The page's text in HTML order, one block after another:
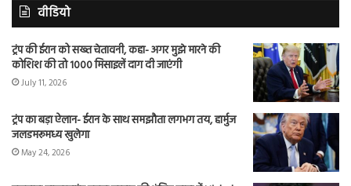
वीडियो
ट्रंप की ईरान को सख्त चेतावनी, कहा- अगर मुझे मारने की
कोशिश की तो 1000 मिसाइलें दाग दी जाएंगी
July 11, 2026
ट्रंप का बड़ा ऐलान- ईरान के साथ समझौता लगभग तय, हार्मुज
जलडमरूमध्य खुलेगा
May 24, 2026